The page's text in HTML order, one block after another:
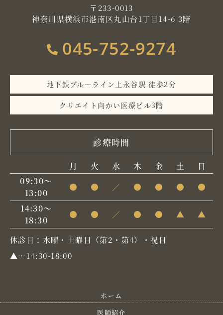
〒233-0013
神奈川県横浜市港南区丸山台1丁目14-6 3階
045-752-9274
地下鉄ブルーライン上永谷駅 徒歩2分
クリエイト向かい医療ビル3階
診療時間
月 火 水 木 金 土
日
09:30～
13:00
● ● ／ ● ● ●
●
14:30～
18:30
● ● ／ ● ● ▲ ▲
休診日：水曜・土曜日（第2・第4）・祝日
▲…14:30-18:00
ホーム
医師紹介